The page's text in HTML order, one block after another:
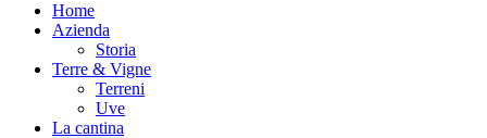
Home
Azienda
Storia
Terre & Vigne
Terreni
Uve
La cantina